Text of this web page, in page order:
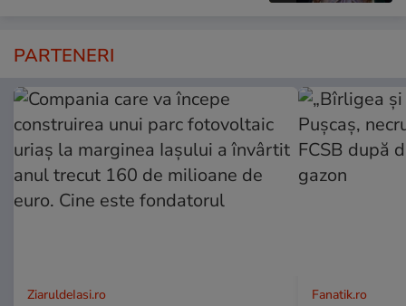
PARTENERI
ZiaruldeIasi.ro Fanatik.ro